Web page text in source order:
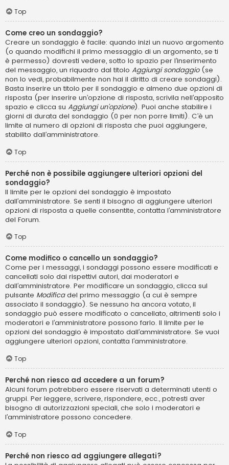
Top
Come creo un sondaggio?
Creare un sondaggio è facile: quando inizi un nuovo argomento
(o quando modifichi il primo messaggio di un argomento, se ti
è permesso) dovresti vedere, sotto lo spazio per l’inserimento
del messaggio, un riquadro dal titolo Aggiungi sondaggio(se
non lo vedi, probabilmente non hai il diritto di creare sondaggi).
Basta inserire un titolo per il sondaggio e almeno due opzioni di
risposta (per inserire un’opzione di risposta, scrivila nell’apposito
spazio e clicca su Aggiungi un’opzione). Puoi anche stabilire i
giorni di durata del sondaggio (0 per non porre limiti). C’è un
limite al numero di opzioni di risposta che puoi aggiungere,
stabilito dall’amministratore.
Top
Perché non è possibile aggiungere ulteriori opzioni del
sondaggio?
Il limite per le opzioni del sondaggio è impostato
dall’amministratore. Se senti il bisogno di aggiungere ulteriori
opzioni di risposta a quelle consentite, contatta l’amministratore
del Forum.
Top
Come modifico o cancello un sondaggio?
Come per i messaggi, i sondaggi possono essere modificati e
cancellati solo dai rispettivi autori, dai moderatori e
dall’amministratore. Per modificare un sondaggio, clicca sul
pulsante Modificadel primo messaggio (a cui è sempre
associato il sondaggio). Se nessuno ha ancora votato, il
sondaggio può essere modificato o cancellato, altrimenti solo i
moderatori e l’amministratore possono farlo. Il limite per le
opzioni del sondaggio è impostato dall’amministratore. Se vuoi
aggiungere ulteriori opzioni, contatta l’amministratore.
Top
Perché non riesco ad accedere a un forum?
Alcuni forum potrebbero essere riservati a determinati utenti o
gruppi. Per leggere, scrivere, rispondere, ecc., potresti aver
bisogno di autorizzazioni speciali, che solo i moderatori e
l’amministratore possono concedere.
Top
Perché non riesco ad aggiungere allegati?